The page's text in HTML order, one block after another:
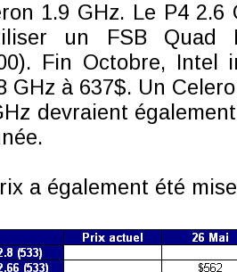
1.9 GHz. Le P4
un FSB Quad
Fin Octobre, Intel
GHz à 637$. Un
devraient
a également été